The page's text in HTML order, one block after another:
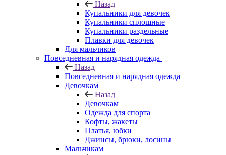
Назад
Купальники для девочек
Купальники сплошные
Купальники раздельные
Плавки для девочек
Для мальчиков
Повседневная и нарядная одежда
Назад
Повседневная и нарядная одежда
Девочкам
Назад
Девочкам
Одежда для спорта
Кофты, жакеты
Платья, юбки
Джинсы, брюки, лосины
Мальчикам